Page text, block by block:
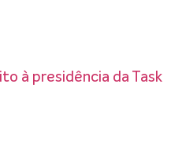
à presidência da Task